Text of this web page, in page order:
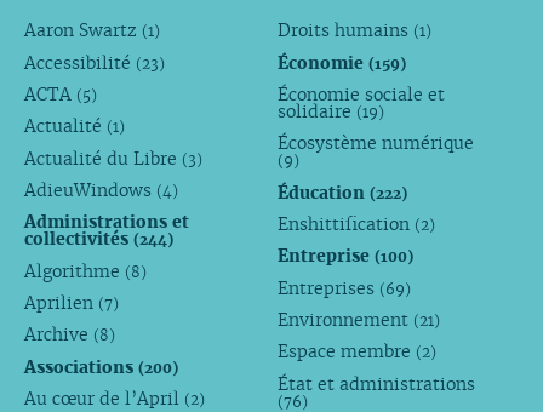
Aaron Swartz (1)
Accessibilité (23)
ACTA (5)
Actualité (1)
Actualité du Libre (3)
AdieuWindows (4)
Administrations et
collectivités (244)
Algorithme (8)
Aprilien (7)
Archive (8)
Associations (200)
Au cœur de l’April (2)
Droits humains (1)
Économie(159)
Économie sociale et
solidaire (19)
Écosystème numérique
(9)
Éducation(222)
Enshittification (2)
Entreprise(100)
Entreprises (69)
Environnement (21)
Espace membre (2)
État et administrations
(76)